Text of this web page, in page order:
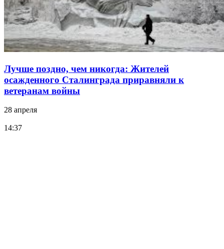
Лучше поздно, чем никогда: Жителей
осажденного Сталинграда приравняли к
ветеранам войны
28 апреля
14:37